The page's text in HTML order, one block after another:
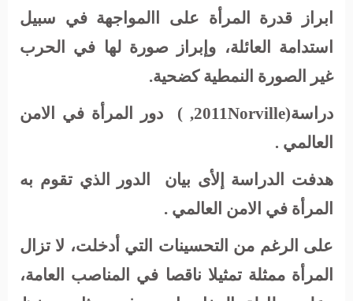
ابراز قدرة المرأة على االمواجهة في سبيل
استدامة العائلة، وإبراز صورة لها في الحرب
غير الصورة النمطية كضحية.
دراسة(
Norville
,2011
)
دور المرأة في الامن
العالمي .
هدفت الدراسة إلأى بيان
الدور الذي تقوم به
المرأة في الامن العالمي .
على الرغم من التحسينات التي أدخلت، لا تزال
المرأة ممثلة تمثيلا ناقصا في المناصب
العامة،